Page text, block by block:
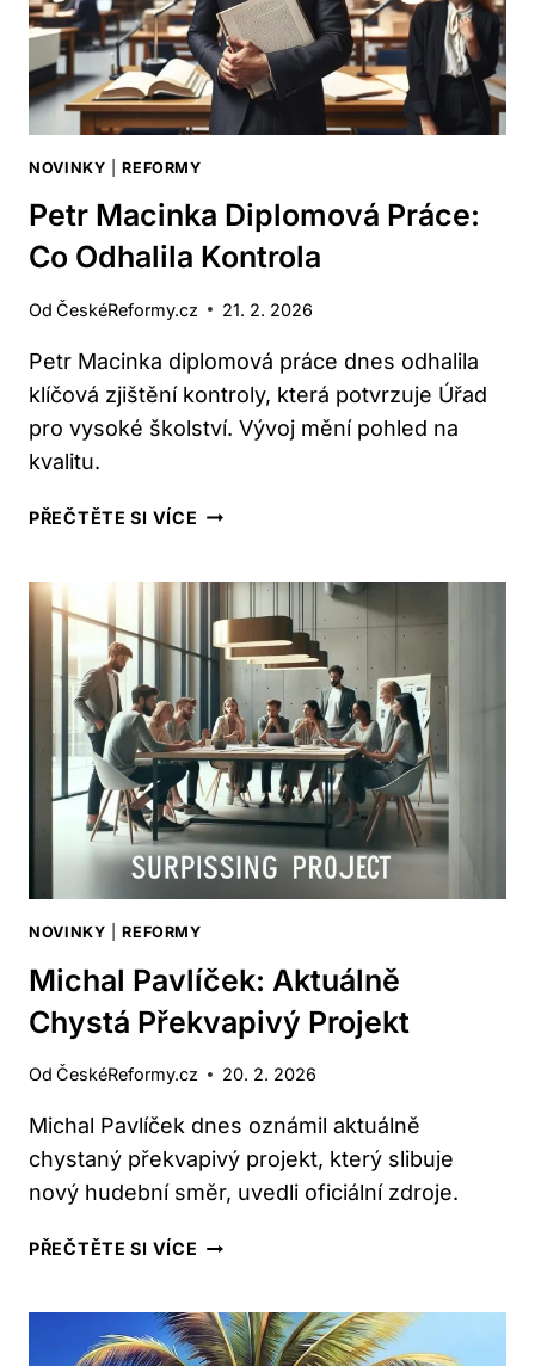
NOVINKY |REFORMY
Petr Macinka Diplomová Práce:
Co Odhalila Kontrola
Od ČeskéReformy.cz 21. 2. 2026
Petr Macinka diplomová práce dnes odhalila
klíčová zjištění kontroly, která potvrzuje Úřad
pro vysoké školství. Vývoj mění pohled na
kvalitu.
PŘEČTĚTE SI VÍCE PETR
PRÁCE:
CO
ODHALILA
KONTROLA
NOVINKY |REFORMY
Michal Pavlíček: Aktuálně
Chystá Překvapivý Projekt
Od ČeskéReformy.cz 20. 2. 2026
Michal Pavlíček dnes oznámil aktuálně
chystaný překvapivý projekt, který slibuje
nový hudební směr, uvedli oficiální zdroje.
PŘEČTĚTE SI VÍCE MICHAL
CHYSTÁ
PŘEKVAPIVÝ